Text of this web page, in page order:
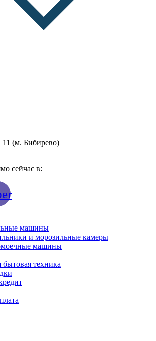
11 (м. Бибирево)
сейчас в:
машины
и морозильные камеры
машины
бытовая техника